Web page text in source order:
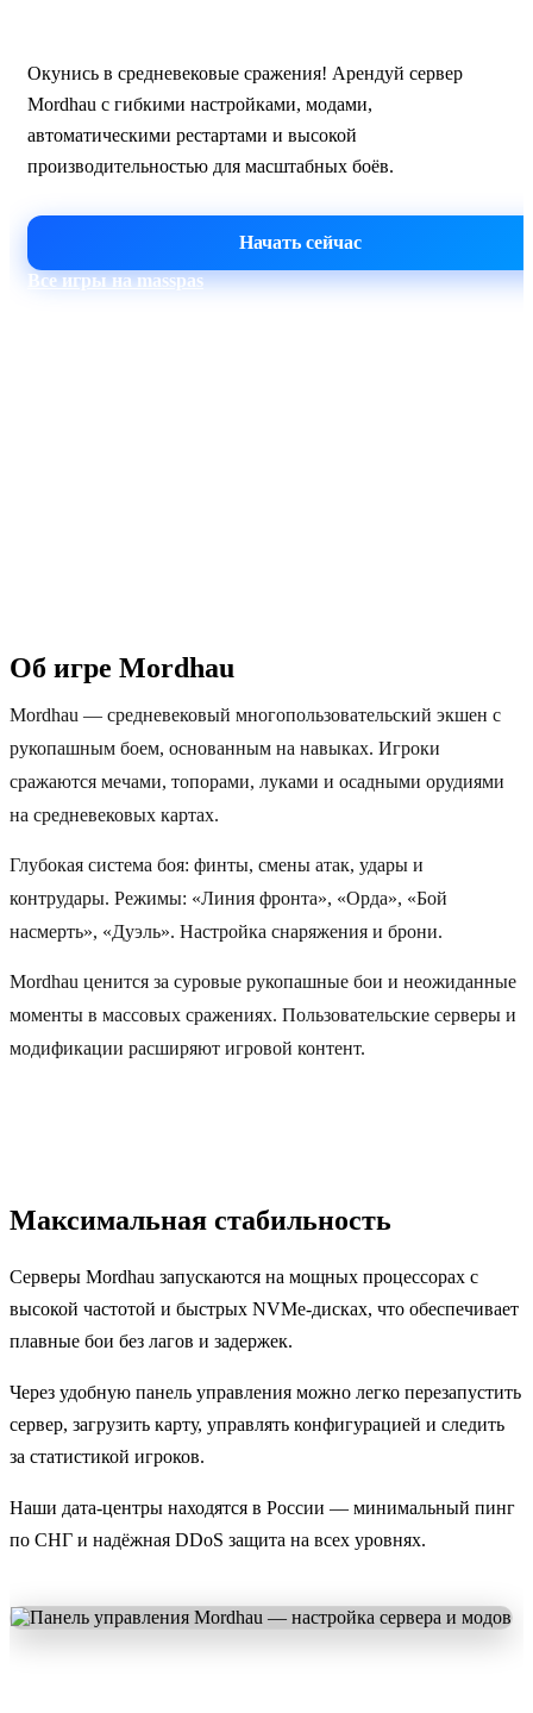
Окунись в средневековые сражения! Арендуй сервер
Mordhau с гибкими настройками, модами,
автоматическими рестартами и высокой
производительностью для масштабных боёв.
Начать сейчас
Все игры на masspas
Об игре Mordhau
Mordhau — средневековый многопользовательский экшен с
рукопашным боем, основанным на навыках. Игроки
сражаются мечами, топорами, луками и осадными орудиями
на средневековых картах.
Глубокая система боя: финты, смены атак, удары и
контрудары. Режимы: «Линия фронта», «Орда», «Бой
насмерть», «Дуэль». Настройка снаряжения и брони.
Mordhau ценится за суровые рукопашные бои и неожиданные
моменты в массовых сражениях. Пользовательские серверы и
модификации расширяют игровой контент.
Максимальная стабильность
Серверы Mordhau запускаются на мощных процессорах с
высокой частотой и быстрых NVMe-дисках, что обеспечивает
плавные бои без лагов и задержек.
Через удобную панель управления можно легко перезапустить
сервер, загрузить карту, управлять конфигурацией и следить
за статистикой игроков.
Наши дата-центры находятся в России — минимальный пинг
по СНГ и надёжная DDoS защита на всех уровнях.